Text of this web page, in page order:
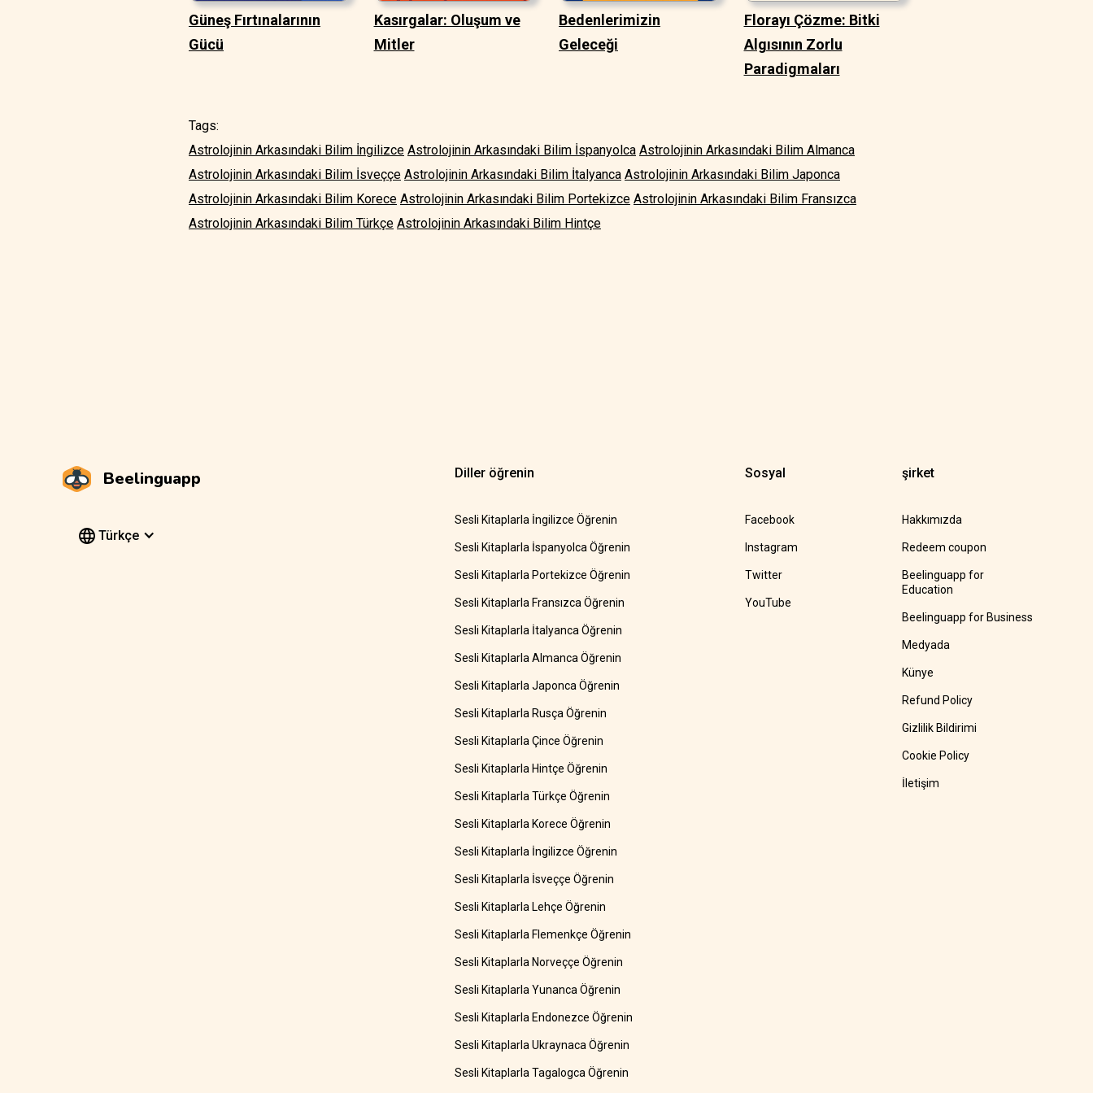
Güneş Fırtınalarının
Gücü
Kasırgalar: Oluşum ve
Mitler
Bedenlerimizin
Geleceği
Florayı Çözme: Bitki
Algısının Zorlu
Paradigmaları
Tags:
Astrolojinin Arkasındaki Bilim İngilizce Astrolojinin Arkasındaki Bilim İspanyolca Astrolojinin Arkasındaki Bilim Almanca
Astrolojinin Arkasındaki Bilim İsveççe Astrolojinin Arkasındaki Bilim İtalyanca Astrolojinin Arkasındaki Bilim Japonca
Astrolojinin Arkasındaki Bilim Korece Astrolojinin Arkasındaki Bilim Portekizce Astrolojinin Arkasındaki Bilim Fransızca
Astrolojinin Arkasındaki Bilim Türkçe Astrolojinin Arkasındaki Bilim Hintçe
Beelinguapp
Türkçe
Diller öğrenin
Sesli Kitaplarla İngilizce Öğrenin
Sesli Kitaplarla İspanyolca Öğrenin
Sesli Kitaplarla Portekizce Öğrenin
Sesli Kitaplarla Fransızca Öğrenin
Sesli Kitaplarla İtalyanca Öğrenin
Sesli Kitaplarla Almanca Öğrenin
Sesli Kitaplarla Japonca Öğrenin
Sesli Kitaplarla Rusça Öğrenin
Sesli Kitaplarla Çince Öğrenin
Sesli Kitaplarla Hintçe Öğrenin
Sesli Kitaplarla Türkçe Öğrenin
Sesli Kitaplarla Korece Öğrenin
Sesli Kitaplarla İngilizce Öğrenin
Sesli Kitaplarla İsveççe Öğrenin
Sesli Kitaplarla Lehçe Öğrenin
Sesli Kitaplarla Flemenkçe Öğrenin
Sesli Kitaplarla Norveççe Öğrenin
Sesli Kitaplarla Yunanca Öğrenin
Sesli Kitaplarla Endonezce Öğrenin
Sesli Kitaplarla Ukraynaca Öğrenin
Sesli Kitaplarla Tagalogca Öğrenin
Sosyal
Facebook
Instagram
Twitter
YouTube
şirket
Hakkımızda
Redeem coupon
Beelinguapp for
Education
Beelinguapp for Business
Medyada
Künye
Refund Policy
Gizlilik Bildirimi
Cookie Policy
İletişim